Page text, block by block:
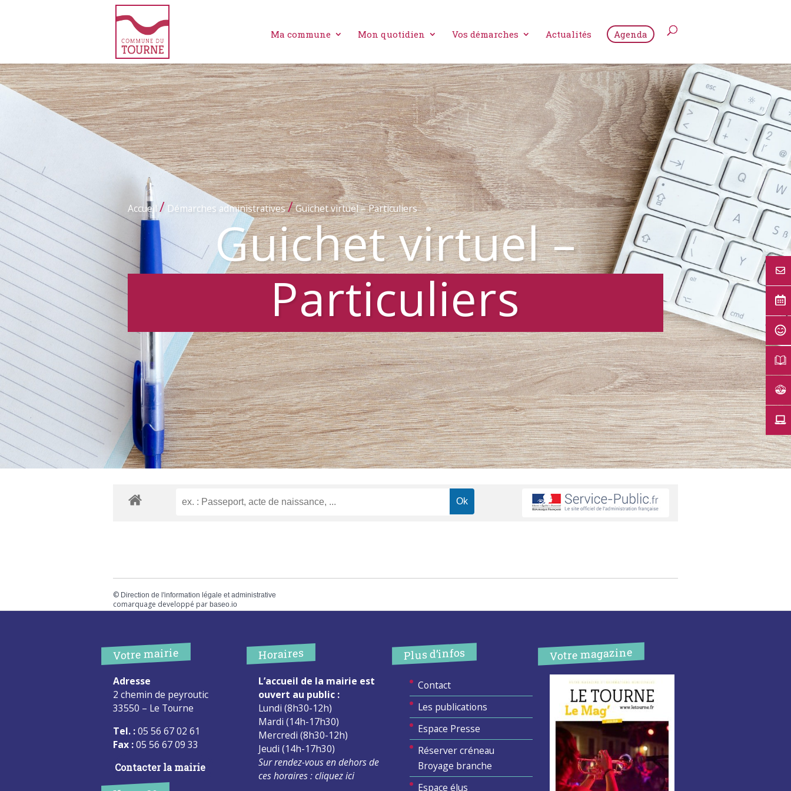
Ma commune Mon quotidien Vos démarches Actualités Agenda
Accueil / Démarches administratives/Guichet virtuel – Particuliers
Guichet virtuel –
Particuliers
© Direction de l'information légale et administrative
comarquage developpé par baseo.io
Votre mairie
Adresse
2 chemin de peyroutic
33550 – Le Tourne
Tel. :05 56 67 02 61
Fax :05 56 67 09 33
Contacter la mairie
Horaires
L’accueil de la mairie est
ouvert au public :
Lundi (8h30-12h)
Mardi (14h-17h30)
Mercredi (8h30-12h)
Jeudi (14h-17h30)
Sur rendez-vous en dehors de
ces horaires :cliquez ici
Plus d’infos
Contact
Les publications
Espace Presse
Réserver créneau
Broyage branche
Espace élus
Votre magazine